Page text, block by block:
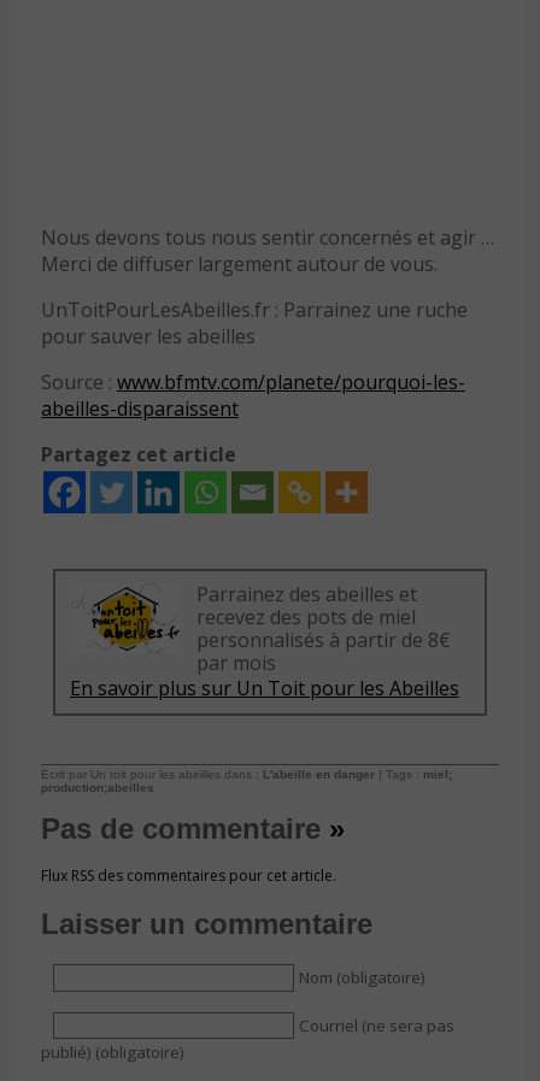
Nous devons tous nous sentir concernés et agir …
Merci de diffuser largement autour de vous.
UnToitPourLesAbeilles.fr : Parrainez une ruche
pour sauver les abeilles
Source : www.bfmtv.com/planete/pourquoi-les-
abeilles-disparaissent
Partagez cet article
Parrainez des abeilles et
recevez des pots de miel
personnalisés à partir de 8€
par mois
En savoir plus sur Un Toit pour les Abeilles
Ecrit par Un toit pour les abeilles dans : L'abeille en danger | Tags : miel;
production;abeilles
Pas de commentaire »
Flux RSS des commentaires pour cet article.
Laisser un commentaire
Nom (obligatoire)
Courriel (ne sera pas
publié) (obligatoire)